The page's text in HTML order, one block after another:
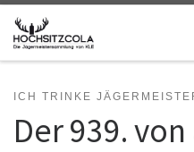
Zum Inhalt springen
ICH TRINKE
Der 939.